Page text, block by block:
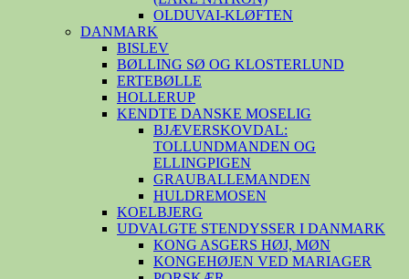
OLDUVAI-KLØFTEN
DANMARK
BISLEV
BØLLING SØ OG KLOSTERLUND
ERTEBØLLE
HOLLERUP
KENDTE DANSKE MOSELIG
BJÆVERSKOVDAL:
TOLLUNDMANDEN OG
ELLINGPIGEN
GRAUBALLEMANDEN
HULDREMOSEN
KOELBJERG
UDVALGTE STENDYSSER I DANMARK
KONG ASGERS HØJ, MØN
KONGEHØJEN VED MARIAGER